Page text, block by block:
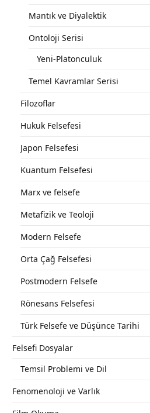
Mantık ve Diyalektik
Ontoloji Serisi
Yeni-Platonculuk
Temel Kavramlar Serisi
Filozoflar
Hukuk Felsefesi
Japon Felsefesi
Kuantum Felsefesi
Marx ve felsefe
Metafizik ve Teoloji
Modern Felsefe
Orta Çağ Felsefesi
Postmodern Felsefe
Rönesans Felsefesi
Türk Felsefe ve Düşünce Tarihi
Felsefi Dosyalar
Temsil Problemi ve Dil
Fenomenoloji ve Varlık